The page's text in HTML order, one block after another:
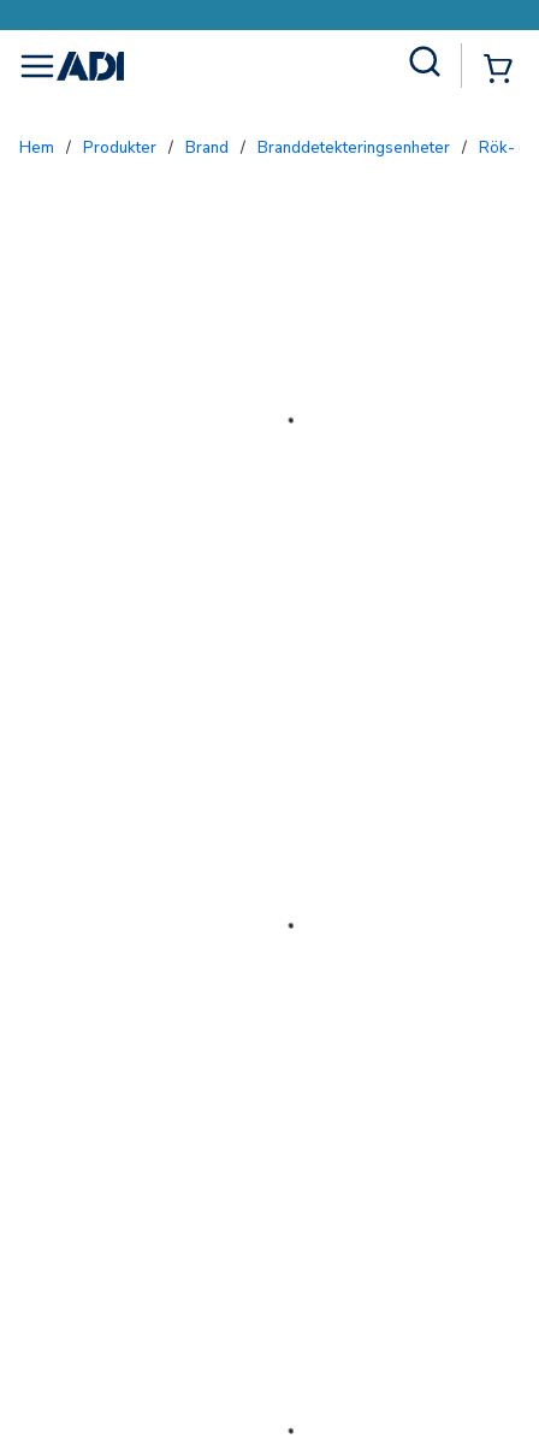
menu
Hem / Produkter / Brand / Branddetekteringsenheter / Rök-